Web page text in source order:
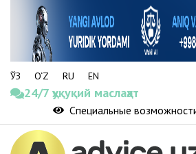
ЎЗ O‘Z RU EN
24/7 ҳуқуқий маслаҳат
Специальные